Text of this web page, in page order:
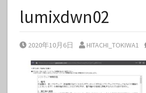
lumixdwn02
Posted on
2020年10月6日 Posted by
HITACHI_TOKIWA1